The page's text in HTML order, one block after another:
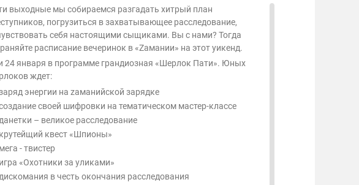
выходные мы собираемся разгадать хитрый план
погрузиться в захватывающее расследование,
себя настоящими сыщиками. Вы с нами? Тогда
расписание вечеринок в «Zамании» на этот уикенд.
24 января в программе грандиозная «Шерлок Пати». Юных
ждет:
заряд энергии на zаманийской зарядке
своей шифровки на тематическом мастер-классе
– великое расследование
крутейщий квест «Шпионы»
мега - твистер
игра «Охотники за уликами»
в честь окончания расследования